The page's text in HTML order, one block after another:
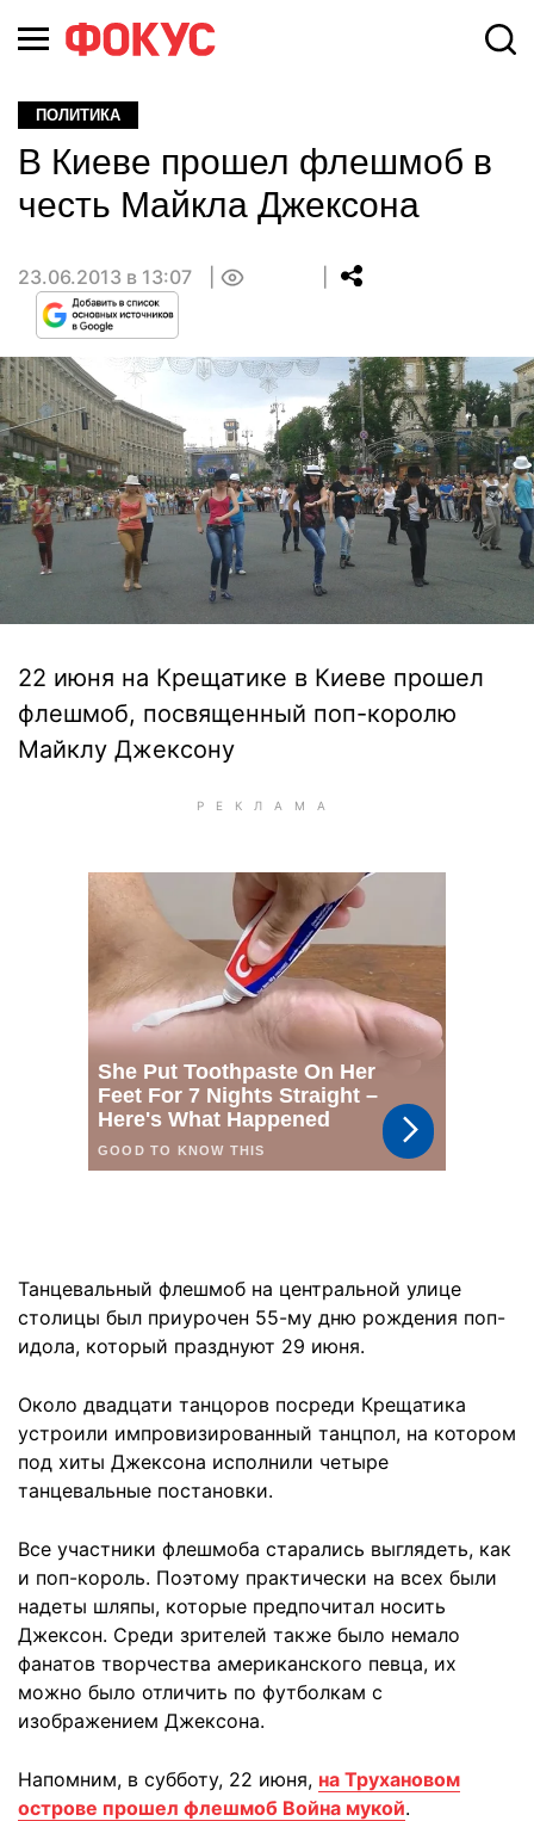
ПОЛИТИКА
В Киеве прошел флешмоб в
честь Майкла Джексона
23.06.2013 в 13:07
22 июня на Крещатике в Киеве прошел
флешмоб, посвященный поп-королю
Майклу Джексону
Танцевальный флешмоб на центральной улице
столицы был приурочен 55-му дню рождения поп-
идола, который празднуют 29 июня.
Около двадцати танцоров посреди Крещатика
устроили импровизированный танцпол, на котором
под хиты Джексона исполнили четыре
танцевальные постановки.
Все участники флешмоба старались выглядеть, как
и поп-король. Поэтому практически на всех были
надеты шляпы, которые предпочитал носить
Джексон. Среди зрителей также было немало
фанатов творчества американского певца, их
можно было отличить по футболкам с
изображением Джексона.
Напомним, в субботу, 22 июня, на Трухановом
острове прошел флешмоб Война мукой.